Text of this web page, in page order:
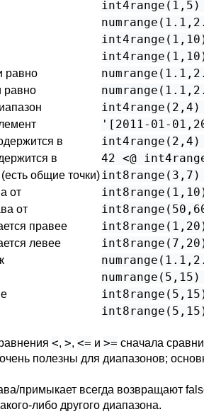
равно
равно
int4range(2,4)
'[2011-01-
в int4range(2,4)
в 42 <@
общие точки)int8range(3,7)
от
от
правее
левее
<, >, <= и >= сначала
полезны для диапазонов;
примыкает всегда возвращают
либо другого диапазона.